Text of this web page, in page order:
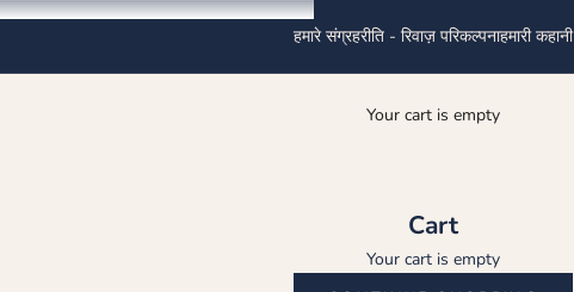
हमारे संग्रहरीति - रिवाज़ परिकल्पनाहमारी कहानी
Your cart is empty
Cart
Your cart is empty